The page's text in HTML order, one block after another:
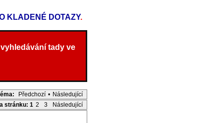
KLADENÉ DOTAZY.
tady ve
Předchozí • Následující
stránku: 1 2 3 Následující